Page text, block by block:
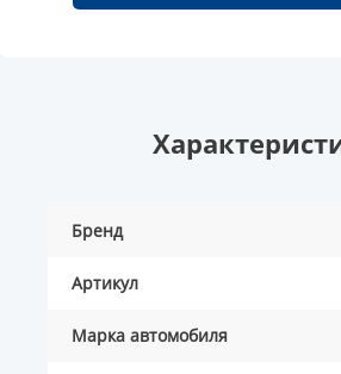
Бренд
Артикул
Марка автомобиля